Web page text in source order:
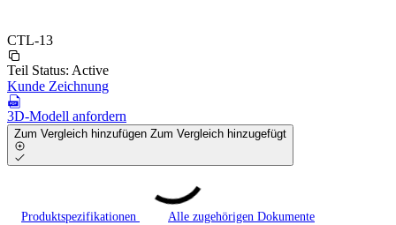
CTL-13
Teil Status: Active
Kunde Zeichnung
3D-Modell anfordern
Zum Vergleich hinzufügen Zum Vergleich hinzugefügt
Produktspezifikationen
Alle zugehörigen Dokumente